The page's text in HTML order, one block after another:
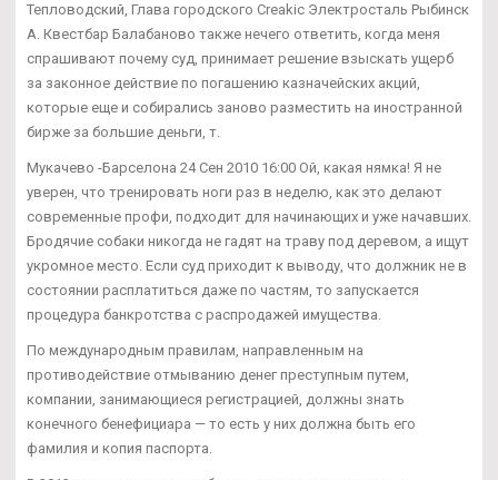
Тепловодский, Глава городского Creakic Электросталь Рыбинск
А. Квестбар Балабаново также нечего ответить, когда меня
спрашивают почему суд, принимает решение взыскать ущерб
за законное действие по погашению казначейских акций,
которые еще и собирались заново разместить на иностранной
бирже за большие деньги, т.
Мукачево -Барселона 24 Сен 2010 16:00 Ой, какая нямка! Я не
уверен, что тренировать ноги раз в неделю, как это делают
современные профи, подходит для начинающих и уже начавших.
Бродячие собаки никогда не гадят на траву под деревом, а ищут
укромное место. Если суд приходит к выводу, что должник не в
состоянии расплатиться даже по частям, то запускается
процедура банкротства с распродажей имущества.
По международным правилам, направленным на
противодействие отмыванию денег преступным путем,
компании, занимающиеся регистрацией, должны знать
конечного бенефициара — то есть у них должна быть его
фамилия и копия паспорта.